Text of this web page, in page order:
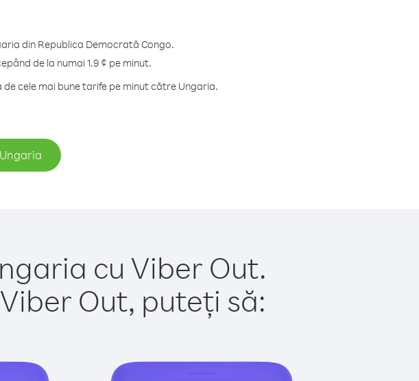
din Republica Democrată Congo.
de la numai 1.9 ¢ pe minut.
cele mai bune tarife pe minut către Ungaria.
cu Viber Out.
Out, puteți să: